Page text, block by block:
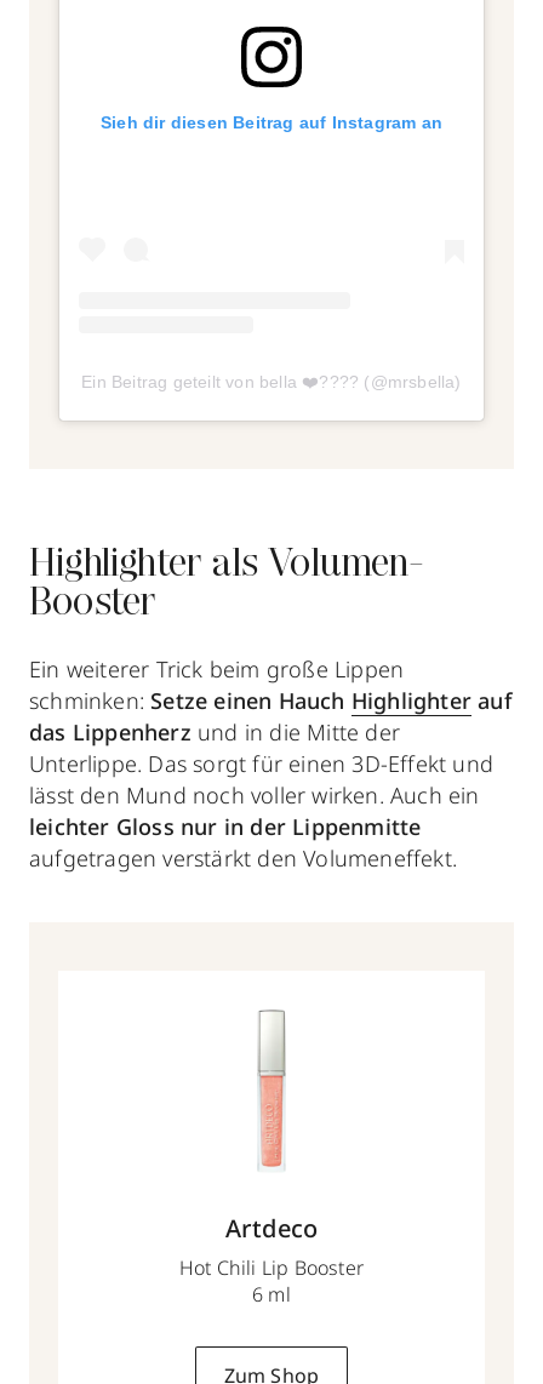
Sieh dir diesen Beitrag auf Instagram an
Ein Beitrag geteilt von bella ❤️‍???? (@mrsbella)
Highlighter als Volumen-
Booster
Ein weiterer Trick beim große Lippen
schminken: Setze einen Hauch Highlighter auf
das Lippenherz und in die Mitte der
Unterlippe. Das sorgt für einen 3D-Effekt und
lässt den Mund noch voller wirken. Auch ein
leichter Gloss nur in der Lippenmitte
aufgetragen verstärkt den Volumeneffekt.
Artdeco
Hot Chili Lip Booster
6 ml
Zum Shop